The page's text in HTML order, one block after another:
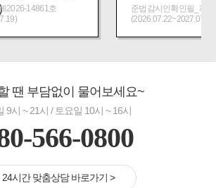
2026-14861호
준법감시인확인필_제
땐 부담없이 물어보세요~
9시 ~ 21시 / 토요일 10시 ~ 16시
566-0800
24시간 맞춤상담 바로가기 >